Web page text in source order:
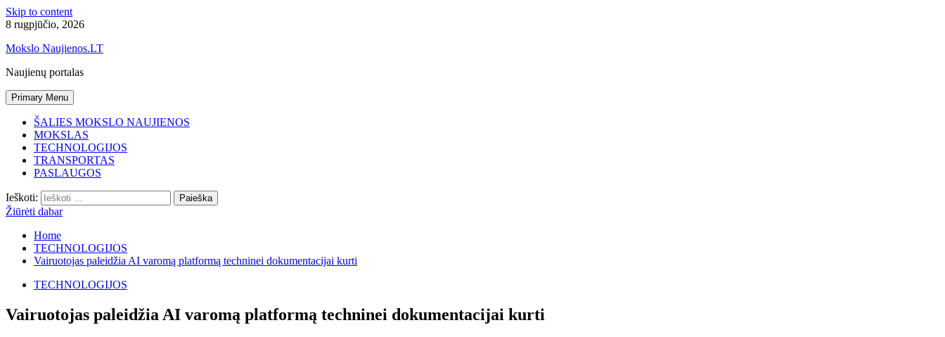
Skip to content
8 rugpjūčio, 2026
Mokslo Naujienos.LT
Naujienų portalas
Primary Menu
ŠALIES MOKSLO NAUJIENOS
MOKSLAS
TECHNOLOGIJOS
TRANSPORTAS
PASLAUGOS
Ieškoti:
Žiūrėti dabar
Home
TECHNOLOGIJOS
Vairuotojas paleidžia AI varomą platformą techninei dokumentacijai kurti
TECHNOLOGIJOS
Vairuotojas paleidžia AI varomą platformą techninei dokumentacijai kurti